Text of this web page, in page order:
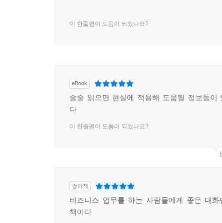
이 한줄평이 도움이 되었나요?
eBook
술술 읽으면 현실에 적용해 도움될 정보들이
다
이 한줄평이 도움이 되었나요?
종이책
비즈니스 업무를 하는 사람들에게 좋은 대화
책이다